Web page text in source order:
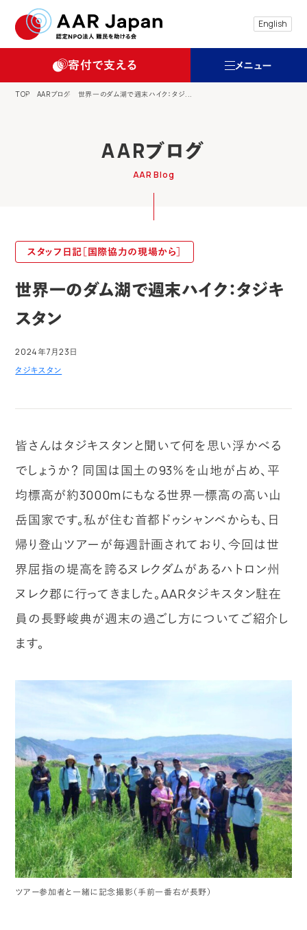
English
寄付で支える メニュー
TOP AARブログ 世界一のダム湖で週末ハイク：タジ...
AARブログ
AAR Blog
スタッフ日記［国際協力の現場から］
世界一のダム湖で週末ハイク：タジキ
スタン
2024年7月23日
タジキスタン
皆さんはタジキスタンと聞いて何を思い浮かべる
でしょうか？ 同国は国土の93％を山地が占め、平
均標高が約3000mにもなる世界一標高の高い山
岳国家です。私が住む首都ドゥシャンベからも、日
帰り登山ツアーが毎週計画されており、今回は世
界屈指の堤高を誇るヌレクダムがあるハトロン州
ヌレク郡に行ってきました。AARタジキスタン駐在
員の長野峻典が週末の過ごし方についてご紹介し
ます。
ツアー参加者と一緒に記念撮影（手前一番右が長野）